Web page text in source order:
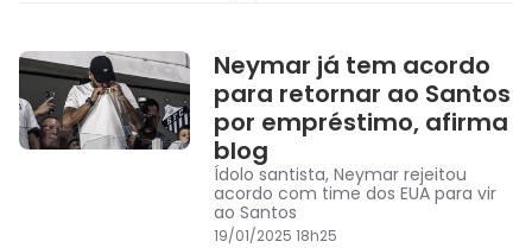
Neymar já tem acordo
para retornar ao Santos
por empréstimo, afirma
blog
Ídolo santista, Neymar rejeitou
acordo com time dos EUA para vir
ao Santos
19/01/2025 18h25